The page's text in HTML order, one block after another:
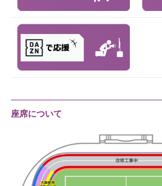
座席について